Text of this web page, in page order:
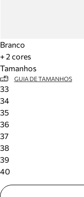
Branco
+ 2 cores
Tamanhos
GUIA DE TAMANHOS
33
34
35
36
37
38
39
40